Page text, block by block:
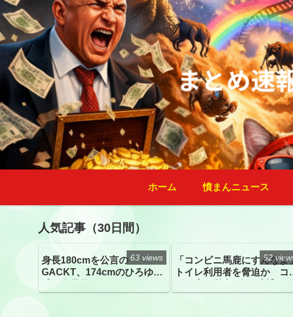
ホーム 憤まんニュース
人気記事（30日間）
身長180cmを公言の
GACKT、174cmのひろゆき
トざわつき イベントでの写
63 views
「コンビニ馬鹿にすんなよ
トイレ利用者を脅迫か コ
52